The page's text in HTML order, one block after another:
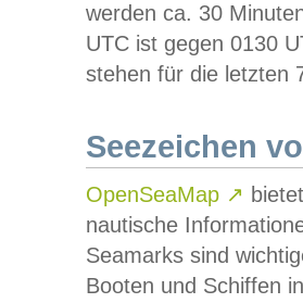
werden ca. 30
UTC ist gegen 0130
stehen für die letzten
Seezeichen
OpenSeaMap ↗
nautische
Seamarks sind
Booten und Schiffen